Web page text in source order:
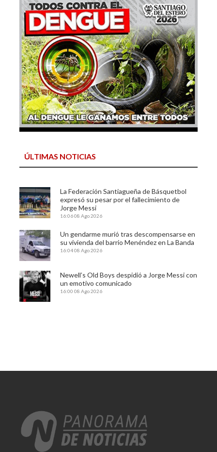
ÚLTIMAS NOTICIAS
La Federación Santiagueña de Básquetbol
expresó su pesar por el fallecimiento de
Jorge Messi
16:0608 Ago 2026
Un gendarme murió tras descompensarse en
su vivienda del barrio Menéndez en La Banda
16:0408 Ago 2026
Newell’s Old Boys despidió a Jorge Messi con
un emotivo comunicado
16:00 08 Ago 2026